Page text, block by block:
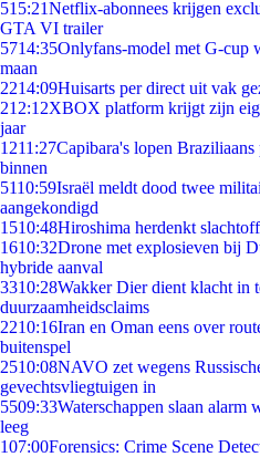
515:21Netflix-abonnees krijgen
GTA VI trailer
5714:35Onlyfans-model met G-cup
maan
2214:09Huisarts per direct uit vak
212:12XBOX platform krijgt zijn
jaar
1211:27Capibara's lopen
binnen
5110:59Israël meldt dood twee
aangekondigd
1510:48Hiroshima herdenkt
1610:32Drone met explosieven bij
hybride aanval
3310:28Wakker Dier dient klacht in
duurzaamheidsclaims
2210:16Iran en Oman eens over
buitenspel
2510:08NAVO zet wegens
gevechtsvliegtuigen in
5509:33Waterschappen slaan alarm
leeg
107:00Forensics: Crime Scene